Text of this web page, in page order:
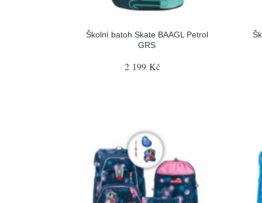
Školní batoh Skate BAAGL Petrol
GRS
2 199 Kč